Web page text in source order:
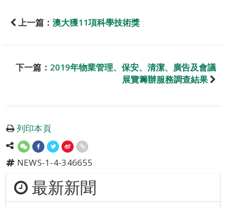
上一篇： 澳大獲11項科學技術獎
下一篇： 2019年物業管理、保安、清潔、廣告及會議
展覽籌辦服務調查結果
列印本頁
NEWS-1-4-346655
最新新聞